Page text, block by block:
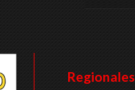
Regionales